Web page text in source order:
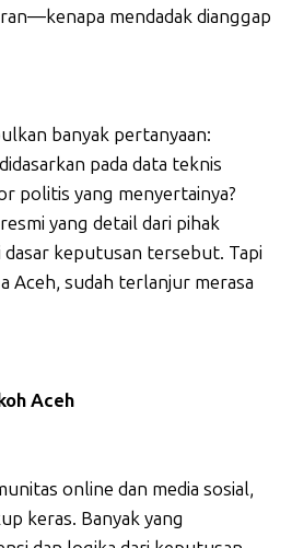
mendadak dianggap
banyak pertanyaan:
pada data teknis
politis yang menyertainya?
yang detail dari pihak
dasar keputusan tersebut. Tapi
Aceh, sudah terlanjur merasa
Aceh
online dan media sosial,
keras. Banyak yang